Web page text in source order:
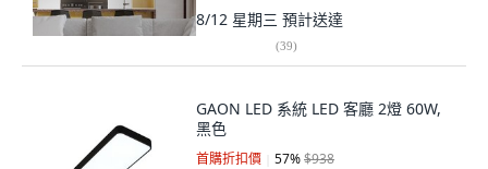
8/12 星期三 預計送達
(39)
GAON LED 系統 LED 客廳 2燈 60W,
黑色
首購折扣價 57%$938